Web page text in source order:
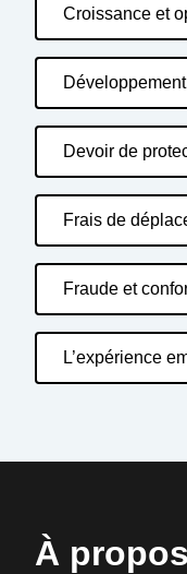
Croissance et
Devoir de
Frais de
Fraude et
L’expérience
À